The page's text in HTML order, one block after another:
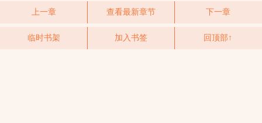
上一章 查看最新章节 下一章
临时书架 加入书签 回顶部↑